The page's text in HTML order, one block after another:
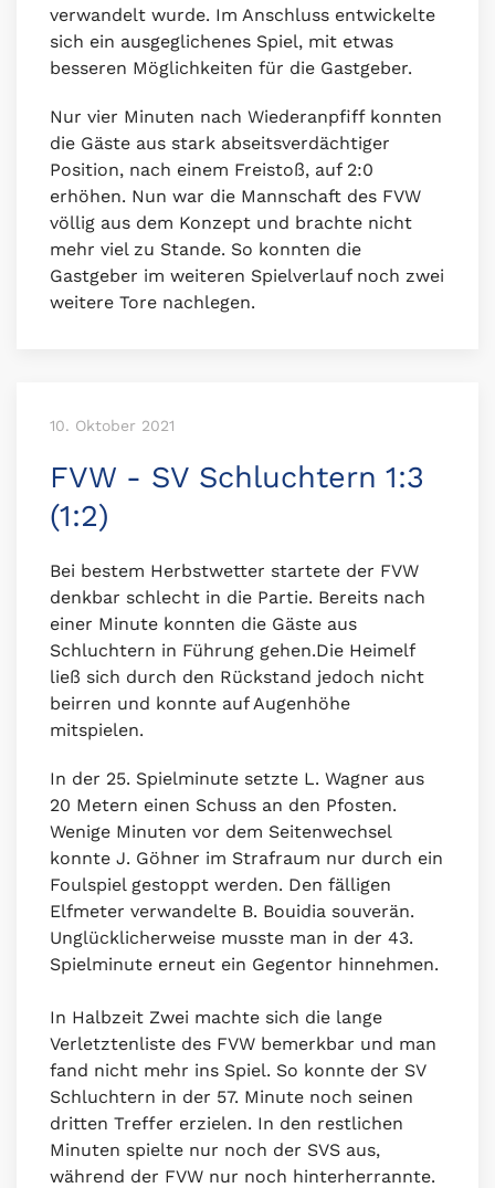
verwandelt wurde. Im Anschluss entwickelte
sich ein ausgeglichenes Spiel, mit etwas
besseren Möglichkeiten für die Gastgeber.
Nur vier Minuten nach Wiederanpfiff konnten
die Gäste aus stark abseitsverdächtiger
Position, nach einem Freistoß, auf 2:0
erhöhen. Nun war die Mannschaft des FVW
völlig aus dem Konzept und brachte nicht
mehr viel zu Stande. So konnten die
Gastgeber im weiteren Spielverlauf noch zwei
weitere Tore nachlegen.
10. Oktober 2021
FVW - SV Schluchtern 1:3
(1:2)
Bei bestem Herbstwetter startete der FVW
denkbar schlecht in die Partie. Bereits nach
einer Minute konnten die Gäste aus
Schluchtern in Führung gehen.Die Heimelf
ließ sich durch den Rückstand jedoch nicht
beirren und konnte auf Augenhöhe
mitspielen.
In der 25. Spielminute setzte L. Wagner aus
20 Metern einen Schuss an den Pfosten.
Wenige Minuten vor dem Seitenwechsel
konnte J. Göhner im Strafraum nur durch ein
Foulspiel gestoppt werden. Den fälligen
Elfmeter verwandelte B. Bouidia souverän.
Unglücklicherweise musste man in der 43.
Spielminute erneut ein Gegentor hinnehmen.
In Halbzeit Zwei machte sich die lange
Verletztenliste des FVW bemerkbar und man
fand nicht mehr ins Spiel. So konnte der SV
Schluchtern in der 57. Minute noch seinen
dritten Treffer erzielen. In den restlichen
Minuten spielte nur noch der SVS aus,
während der FVW nur noch hinterherrannte.